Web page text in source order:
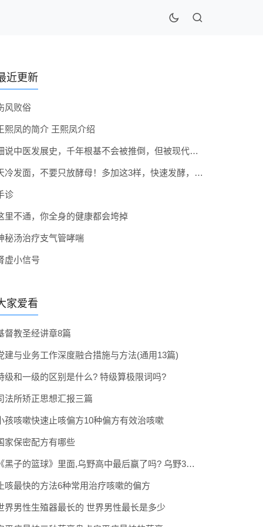
近更新
风败俗
熙凤的简介 王熙凤介绍
细说中医发展史，千年根基不会被推倒，但被现代医疗模式堵住出路
天冷发面，不要只放酵母！多加这3样，快速发酵，蓬松香软弹性十足
诊
里不通，你全身的健康都会垮掉
秘汤治疗支气管哮喘
虚小信号
家爱看
督教圣经讲章8篇
建与业务工作深度融合措施与方法(通用13篇)
级和一级的区别是什么? 特级算极限词吗?
法所矫正思想汇报三篇
孩咳嗽快速止咳偏方10种偏方有效治咳嗽
家保密配方有哪些
《黑子的篮球》里面,乌野高中最后赢了吗? 乌野3年拿到全国冠军了吗
咳最快的方法6种常用治疗咳嗽的偏方
界男性生殖器最长的 世界男性最长是多少